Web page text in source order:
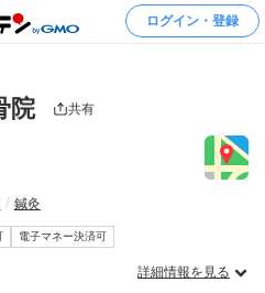
ログイン・登録
院 共有
鍼灸
電子マネー決済可
詳細情報を見る